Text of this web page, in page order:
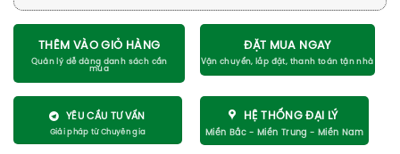
THÊM VÀO GIỎ HÀNG ĐẶT MUA NGAY
YÊU CẦU TƯ VẤN HỆ THỐNG ĐẠI LÝ